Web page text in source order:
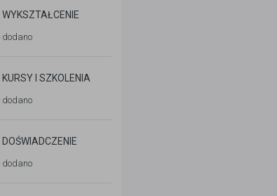
WYKSZTAŁCENIE
dodano
KURSY I SZKOLENIA
dodano
DOŚWIADCZENIE
dodano